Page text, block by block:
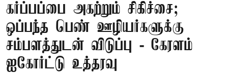
கர்ப்பப்பை அகற்றும் சிகிச்சை;
ஒப்பந்த பெண் ஊழியர்களுக்கு
சம்பளத்துடன் விடுப்பு - கேரளம்
ஐகோர்ட்டு உத்தரவு